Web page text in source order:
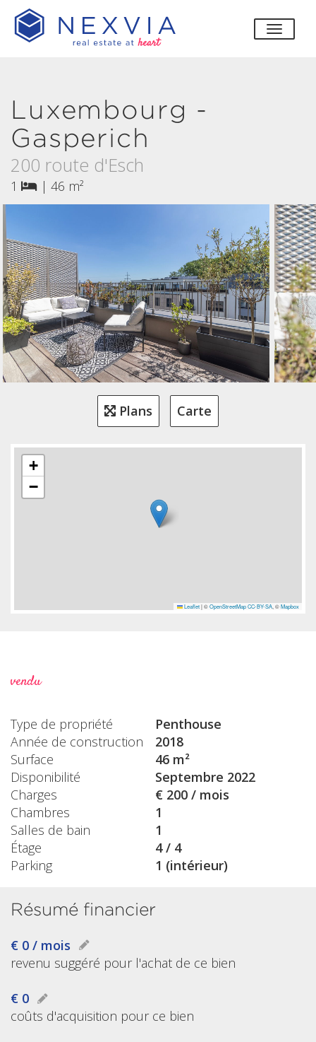
Luxembourg -
Gasperich
200 route d'Esch
1 | 46 m²
Plans Carte
+
−
Leaflet |©OpenStreetMap CC-BY-SA, ©Mapbox
vendu
Type de propriété
Penthouse
Année de construction
2018
Surface
46 m²
Disponibilité
Septembre 2022
Charges
€ 200 / mois
Chambres
1
Salles de bain
1
Étage
4 / 4
Parking
1 (intérieur)
Résumé financier
€ 0 / mois
revenu suggéré pour l'achat de ce bien
€ 0
coûts d'acquisition pour ce bien